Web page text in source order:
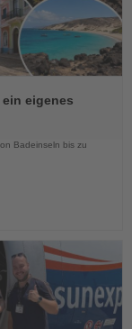
eigenes
Badeinseln bis zu